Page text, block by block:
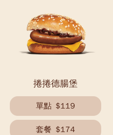
捲捲德腸堡
單點 $119
套餐 $174